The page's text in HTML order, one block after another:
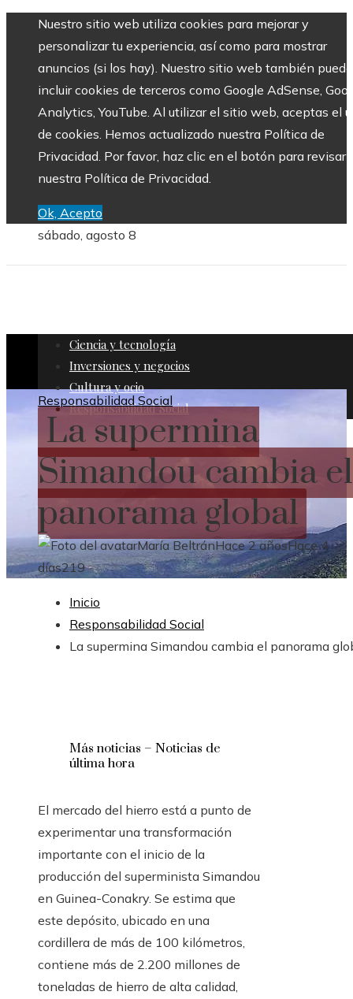
Nuestro sitio web utiliza cookies para mejorar y
personalizar tu experiencia, así como para mostrar
anuncios (si los hay). Nuestro sitio web también puede
incluir cookies de terceros como Google AdSense,
Analytics, YouTube. Al utilizar el sitio web, aceptas el
de cookies. Hemos actualizado nuestra Política de
Privacidad. Por favor, haz clic en el botón para revisar
nuestra Política de Privacidad.
Ok, Acepto
sábado, agosto 8
Ciencia y tecnología
Inversiones y negocios
Cultura y ocio
Responsabilidad Social
Responsabilidad Social
La supermina
Simandou cambia el
panorama global
María BeltránHace 2 añosHace 4
días219
Inicio
Responsabilidad Social
La supermina Simandou cambia el panorama
Más noticias – Noticias de
última hora
El mercado del hierro está a punto de
experimentar una transformación
importante con el inicio de la
producción del superminista Simandou
en Guinea-Conakry. Se estima que
este depósito, ubicado en una
cordillera de más de 100 kilómetros,
contiene más de 2.200 millones de
toneladas de hierro de alta calidad,